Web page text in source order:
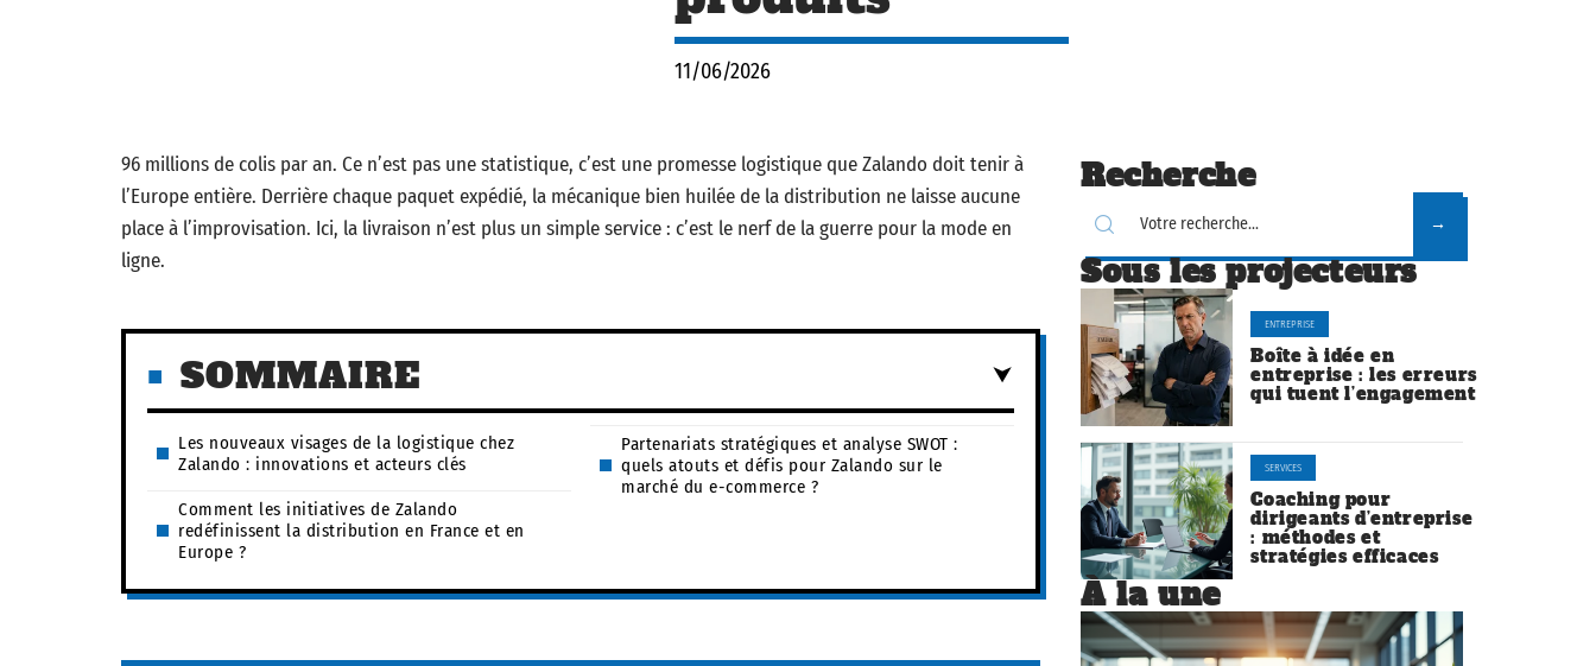
11/06/2026
96 millions de colis par an. Ce n’est pas une statistique, c’est une promesse logistique que Zalando doit tenir à
l’Europe entière. Derrière chaque paquet expédié, la mécanique bien huilée de la distribution ne laisse aucune
place à l’improvisation. Ici, la livraison n’est plus un simple service : c’est le nerf de la guerre pour la mode en
ligne.
SOMMAIRE
Les nouveaux visages de la logistique chez
Zalando : innovations et acteurs clés
Comment les initiatives de Zalando
redéfinissent la distribution en France et en
Europe ?
Partenariats stratégiques et analyse SWOT :
quels atouts et défis pour Zalando sur le
marché du e-commerce ?
Recherche
Sous les projecteurs
ENTREPRISE
Boîte à idée en
entreprise : les erreurs
qui tuent l’engagement
SERVICES
Coaching pour
dirigeants d’entreprise
: méthodes et
stratégies efficaces
À la une